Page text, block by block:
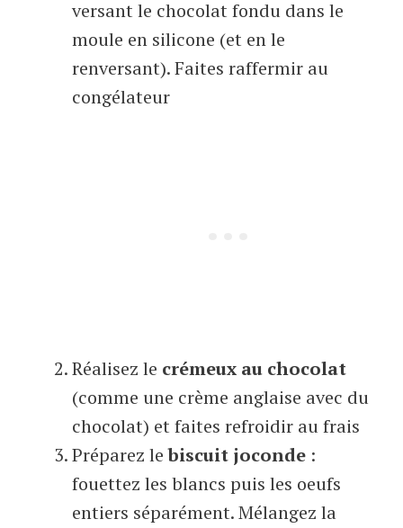
versant le chocolat fondu dans le
moule en silicone (et en le
renversant). Faites raffermir au
congélateur
Réalisez le crémeux au chocolat
(comme une crème anglaise avec du
chocolat) et faites refroidir au frais
Préparez lebiscuit joconde :
fouettez les blancs puis les oeufs
entiers séparément. Mélangez la